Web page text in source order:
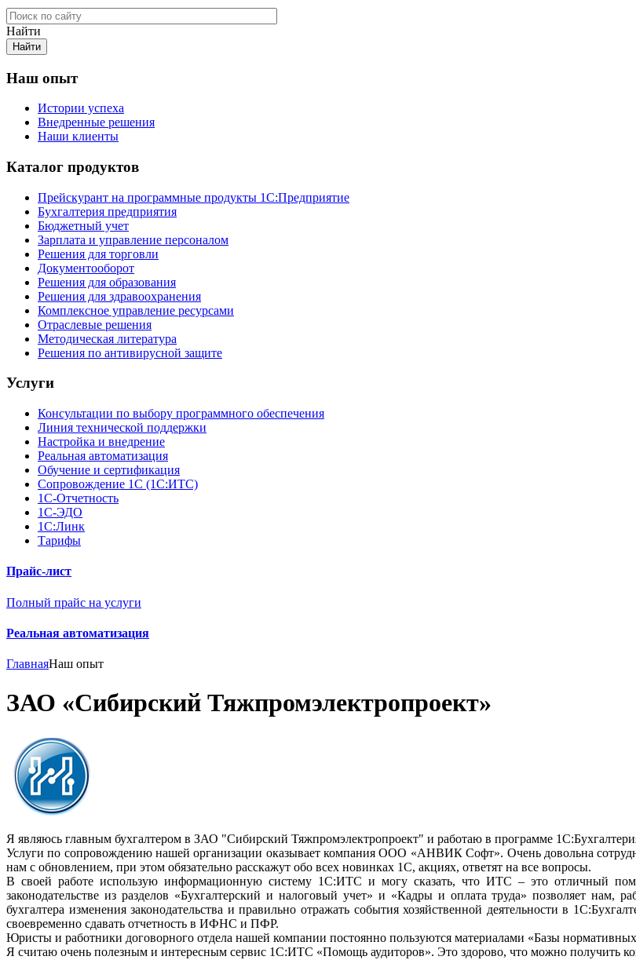
Найти
Наш опыт
Истории успеха
Внедренные решения
Наши клиенты
Каталог продуктов
Прейскурант на программные продукты 1С:Предприятие
Бухгалтерия предприятия
Бюджетный учет
Зарплата и управление персоналом
Решения для торговли
Документооборот
Решения для образования
Решения для здравоохранения
Комплексное управление ресурсами
Отраслевые решения
Методическая литература
Решения по антивирусной защите
Услуги
Консультации по выбору программного обеспечения
Линия технической поддержки
Настройка и внедрение
Реальная автоматизация
Обучение и сертификация
Сопровождение 1С (1С:ИТС)
1С-Отчетность
1С-ЭДО
1С:Линк
Тарифы
Прайс-лист
Полный прайс на услуги
Реальная автоматизация
ГлавнаяНаш опыт
ЗАО «Сибирский Тяжпромэлектропроект»
Я являюсь главным бухгалтером в ЗАО "Сибирский Тяжпромэлектропроект" и работаю в программе
Услуги по сопровождению нашей организации оказывает компания ООО «АНВИК Софт». Очень довольна
нам с обновлением, при этом обязательно расскажут обо всех новинках 1С, акциях, ответят на все вопросы.
В своей работе использую информационную систему 1С:ИТС и могу сказать, что ИТС – это отличный
законодательстве из разделов «Бухгалтерский и налоговый учет» и «Кадры и оплата труда» позволяет нам,
бухгалтера изменения законодательства и правильно отражать события хозяйственной деятельности в
своевременно сдавать отчетность в ИФНС и ПФР.
Юристы и работники договорного отдела нашей компании постоянно пользуются материалами «Базы
Я считаю очень полезным и интересным сервис 1С:ИТС «Помощь аудиторов». Это здорово, что можно получить